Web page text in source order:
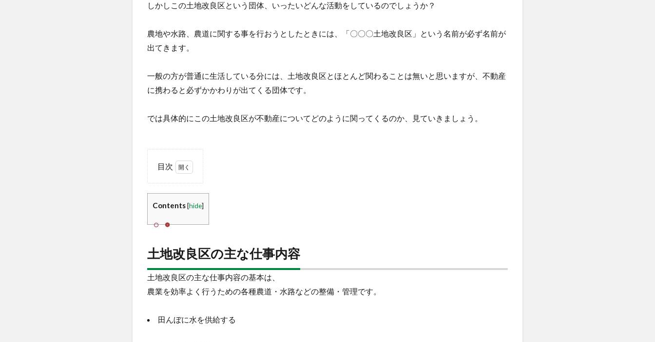
しかしこの土地改良区という団体、いったいどんな活動をしているのでしょうか？
農地や水路、農道に関する事を行おうとしたときには、「〇〇〇土地改良区」という名前が必ず名前が
出てきます。
一般の方が普通に生活している分には、土地改良区とほとんど関わることは無いと思いますが、不動産
に携わると必ずかかわりが出てくる団体です。
では具体的にこの土地改良区が不動産についてどのように関ってくるのか、見ていきましょう。
目次
土
地
良
主
仕
事
内
1.1
Contents[hide]
土地改良区の主な仕事内容
土地改良区の主な仕事内容の基本は、
農業を効率よく行うための各種農道・水路などの整備・管理です。
田んぼに水を供給する